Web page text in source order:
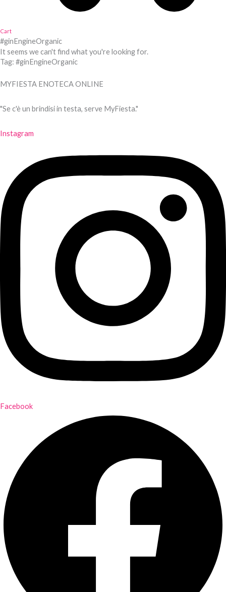
Cart
#ginEngineOrganic
It seems we can't find what you're looking for.
Tag: #ginEngineOrganic
MYFIESTA ENOTECA ONLINE
"Se c'è un brindisi in testa, serve MyFiesta."
Instagram
Facebook